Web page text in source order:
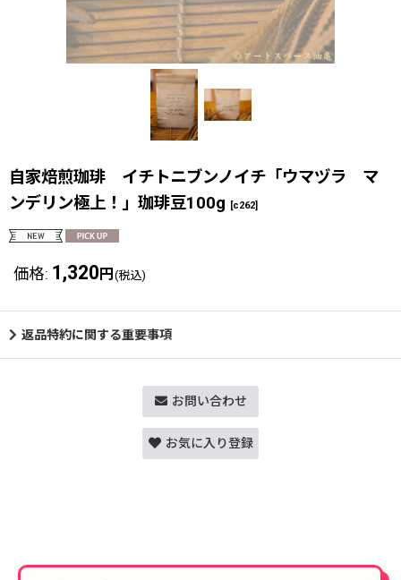
自家焙煎珈琲 イチトニブンノイチ「ウマヅラ マ
ンデリン極上！」珈琲豆100g
[c262]
価格: 1,320 円 (税込)
返品特約に関する重要事項
お問い合わせ
お気に入り登録